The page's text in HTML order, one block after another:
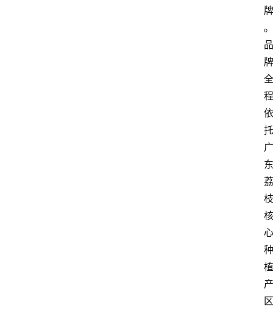
牌
。
品
牌
全
程
依
托
广
东
荔
枝
核
心
种
植
产
区